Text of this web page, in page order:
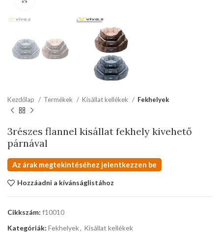
Kezdőlap Termékek Kisállat kellékek Fekhelyek
3részes flannel kisállat fekhely kivehető
párnával
Az árak megtekintéséhez jelentkezzen be
Hozzáadni a kívánságlistához
Cikkszám: f10010
Kategóriák: Fekhelyek, Kisállat kellékek